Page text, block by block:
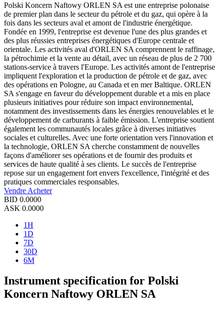
Polski Koncern Naftowy ORLEN SA est une entreprise polonaise
de premier plan dans le secteur du pétrole et du gaz, qui opère à la
fois dans les secteurs aval et amont de l'industrie énergétique.
Fondée en 1999, l'entreprise est devenue l'une des plus grandes et
des plus réussies entreprises énergétiques d'Europe centrale et
orientale. Les activités aval d'ORLEN SA comprennent le raffinage,
la pétrochimie et la vente au détail, avec un réseau de plus de 2 700
stations-service à travers l'Europe. Les activités amont de l'entreprise
impliquent l'exploration et la production de pétrole et de gaz, avec
des opérations en Pologne, au Canada et en mer Baltique. ORLEN
SA s'engage en faveur du développement durable et a mis en place
plusieurs initiatives pour réduire son impact environnemental,
notamment des investissements dans les énergies renouvelables et le
développement de carburants à faible émission. L'entreprise soutient
également les communautés locales grâce à diverses initiatives
sociales et culturelles. Avec une forte orientation vers l'innovation et
la technologie, ORLEN SA cherche constamment de nouvelles
façons d'améliorer ses opérations et de fournir des produits et
services de haute qualité à ses clients. Le succès de l'entreprise
repose sur un engagement fort envers l'excellence, l'intégrité et des
pratiques commerciales responsables.
Vendre Acheter
BID 0.0000
ASK 0.0000
1H
1D
7D
30D
6M
Instrument specification for Polski
Koncern Naftowy ORLEN SA